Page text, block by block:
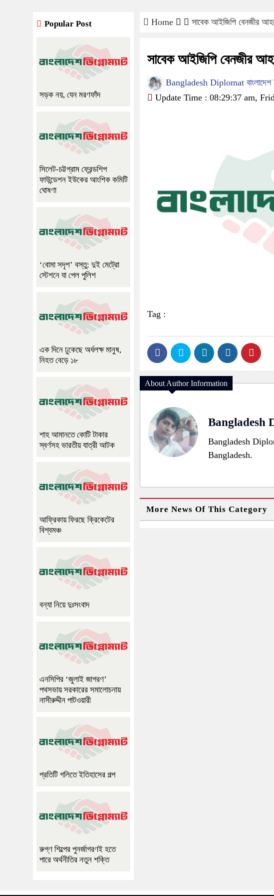
Home সাবেক আইজিপি বেনজীর
সাবেক আইজিপি বেনজীর
Bangladesh Diplomat বাংলাদেশ
Update Time : 08:29:37 am,
Tag :
About Author Information
Bangladesh
Bangladesh
Bangladesh.
More News Of This Category
Popular Post
সড়ক নয়, যেন মরণফাঁদ
সিলেট-চট্টগ্রাম ফ্রেন্ডশিপ
ফাউন্ডেশন ইউকের আংশিক কমিটি
ঘোষণা
‘বোমা সদৃশ’ বস্তু: দুই মেট্রো
স্টেশনে যা পেল পুলিশ
এক দিনে ঢুকেছে অর্ধলক্ষ মানুষ,
নিহত বেড়ে ১৮
শাহ আমানতে কোটি টাকার
স্বর্ণসহ ভারতীয় যাত্রী আটক
আফ্রিকায় ফিরছে ক্রিকেটের
বিশ্বমঞ্চ
বন্যা নিয়ে দুঃসংবাদ
এনসিপির ‘জুলাই জাগরণ’
পথসভায় সরকারের সমালোচনায়
নাসীরুদ্দীন পাটওয়ারী
প্রতিটি গলিতে ইতিহাসের গল্প
রুগ্ণ শিল্পের পুনর্জাগরণই হতে
পারে অর্থনীতির নতুন শক্তি